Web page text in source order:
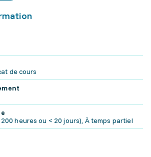
de cours
heures ou < 20 jours), À temps partiel